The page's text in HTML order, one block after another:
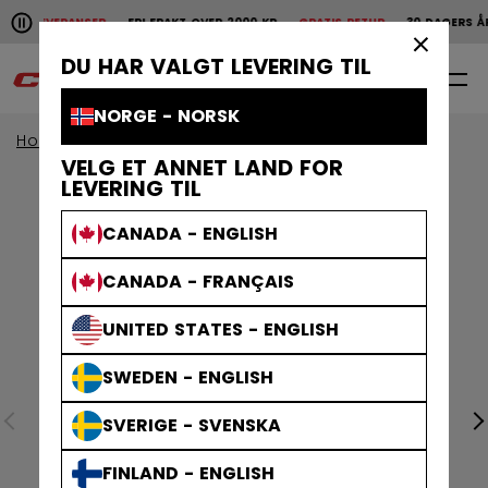
DU HAR VALGT LEVERING TIL
NORGE - NORSK
VELG ET ANNET LAND FOR
LEVERING TIL
CANADA - ENGLISH
CANADA - FRANÇAIS
UNITED STATES - ENGLISH
SWEDEN - ENGLISH
SVERIGE - SVENSKA
FINLAND - ENGLISH
Pause the horizontal scroll animation.
LEVERANSERFRI FRAKT OVER 2000 KRGRATIS RETUR30 DAGERS
Raske leveranser Fri frakt over 2000 krGratis
0
Home Klær